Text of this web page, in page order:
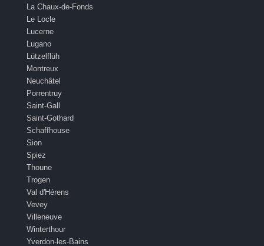
La Chaux-de-Fonds
Le Locle
Lucerne
Lugano
Lützelflüh
Montreux
Neuchâtel
Porrentruy
Saint-Gall
Saint-Gothard
Schaffhouse
Sion
Spiez
Thoune
Trogen
Val d'Hérens
Vevey
Villeneuve
Winterthour
Yverdon-les-Bains